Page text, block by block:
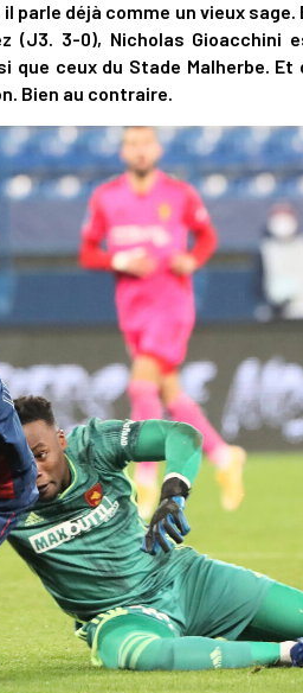
parle déjà comme un vieux sage.
(J3. 3-0), Nicholas Gioacchini
ceux du Stade Malherbe. Et
Bien au contraire.